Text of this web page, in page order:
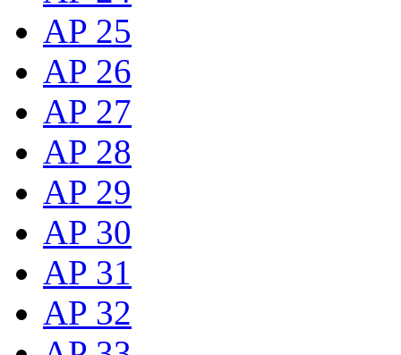
AP 25
AP 26
AP 27
AP 28
AP 29
AP 30
AP 31
AP 32